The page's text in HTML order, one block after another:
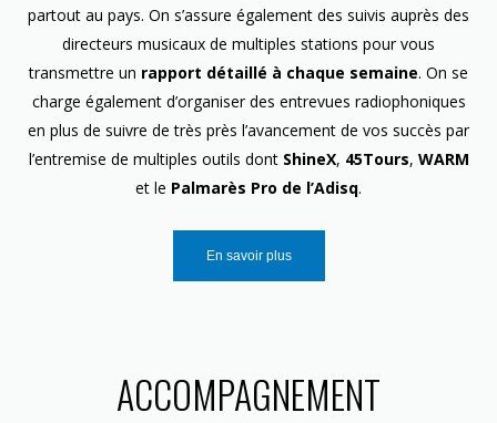
partout au pays. On s’assure également des suivis auprès des
directeurs musicaux de multiples stations pour vous
transmettre un rapport détaillé à chaque semaine. On se
charge également d’organiser des entrevues radiophoniques
en plus de suivre de très près l’avancement de vos succès par
l’entremise de multiples outils dont ShineX, 45Tours, WARM
et le Palmarès Pro de l’Adisq.
En savoir plus
ACCOMPAGNEMENT